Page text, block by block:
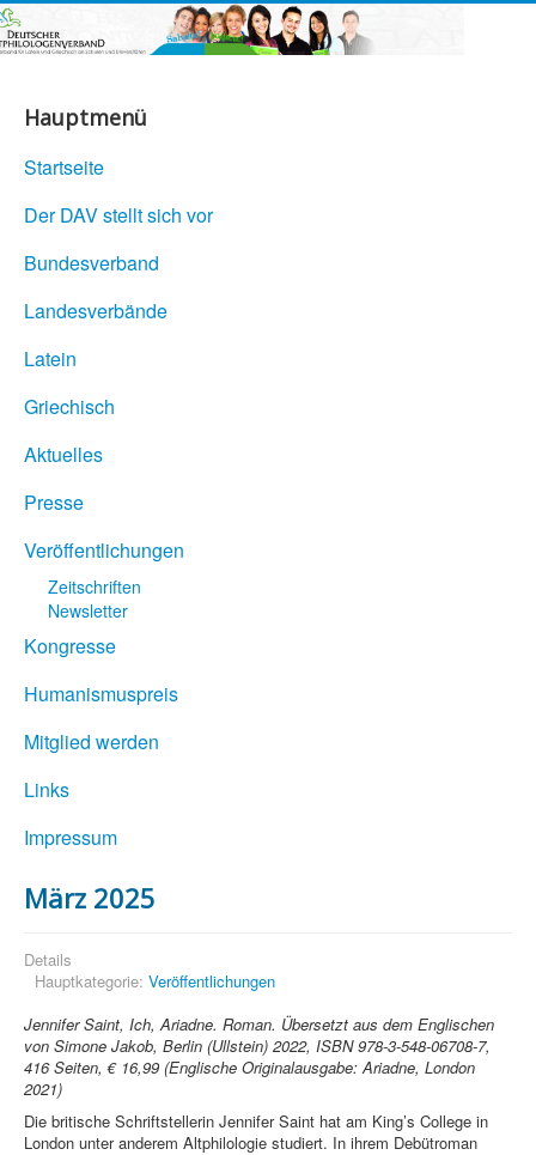
Hauptmenü
Startseite
Der DAV stellt sich vor
Bundesverband
Landesverbände
Latein
Griechisch
Aktuelles
Presse
Veröffentlichungen
Zeitschriften
Newsletter
Kongresse
Humanismuspreis
Mitglied werden
Links
Impressum
März 2025
Details
Hauptkategorie: Veröffentlichungen
Jennifer Saint, Ich, Ariadne. Roman. Übersetzt aus dem Englischen
von Simone Jakob, Berlin (Ullstein) 2022, ISBN 978-3-548-06708-7,
416 Seiten, € 16,99 (Englische Originalausgabe: Ariadne, London
2021)
Die britische Schriftstellerin Jennifer Saint hat am King’s College in
London unter anderem Altphilologie studiert. In ihrem Debütroman